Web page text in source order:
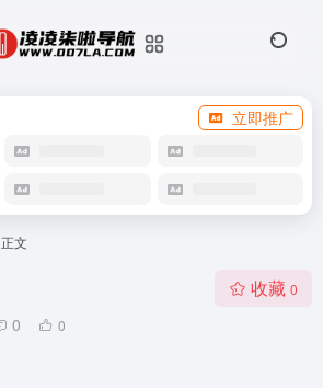
立即推广
正文
0 0
收藏 0